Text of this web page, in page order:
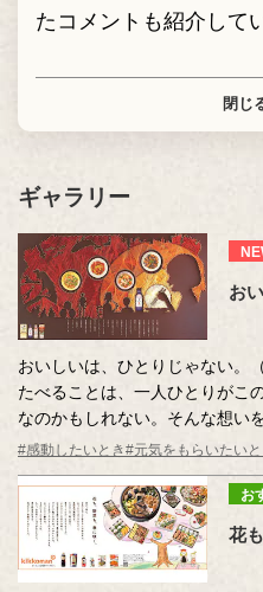
たコメントも紹介して
閉じ
ギャラリー
お
おいしいは、ひとりじゃない。
たべることは、一人ひとりがこ
なのかもしれない。そんな想い
#感動したいとき#元気をもらいたいと
お
花